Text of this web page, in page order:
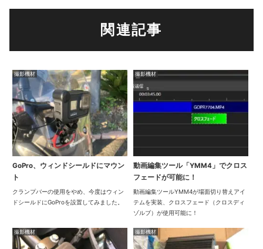
関連記事
撮影機材
GoPro、ウィンドシールドにマウン
ト
クランプバーの使用をやめ、今度はウィン
ドシールドにGoProを設置してみました。
撮影機材
動画編集ツール「YMM4」でクロス
フェードが可能に！
動画編集ツールYMM4が場面切り替えアイ
テムを実装、クロスフェード（クロスディ
ゾルブ）が使用可能に！
撮影機材 撮影機材